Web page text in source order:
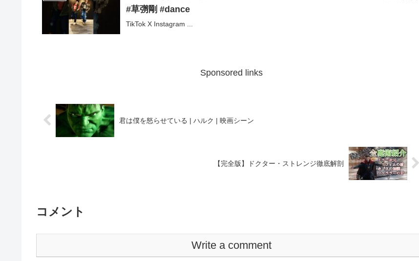
#草彅剛 #dance
TikTok X Instagram ...
Sponsored links
君は僕を怒らせている | ハルク | 映画シーン
【完全版】ドクター・ストレンジ徹底解剖
コメント
Write a comment